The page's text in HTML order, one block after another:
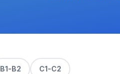
B1-B2 C1-C2